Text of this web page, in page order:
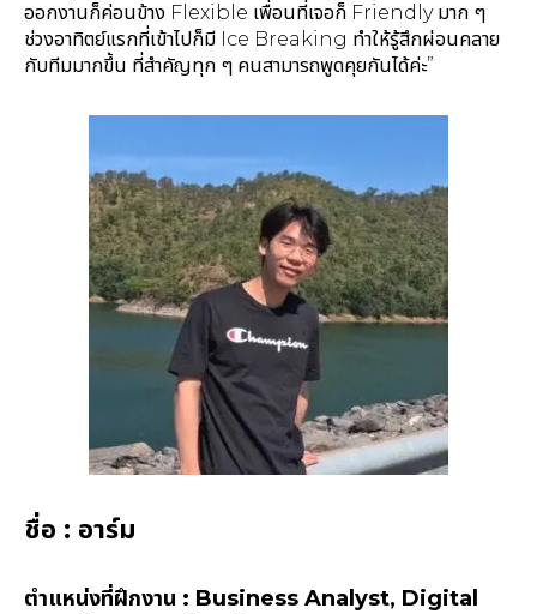
ออกงานก็ค่อนข้าง Flexible เพื่อนที่เจอก็ Friendly มาก ๆ
ช่วงอาทิตย์แรกที่เข้าไปก็มี Ice Breaking ทำให้รู้สึกผ่อนคลาย
กับทีมมากขึ้น ที่สำคัญทุก ๆ คนสามารถพูดคุยกันได้ค่ะ”
ชื่อ : อาร์ม
ตำแหน่งที่ฝึกงาน : Business Analyst, Digital